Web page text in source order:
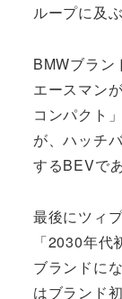
ループに及
BMWブラン
エースマン
コンパクト
が、ハッチ
するBEVで
最後にツィ
「2030年
ブランドに
はブランド